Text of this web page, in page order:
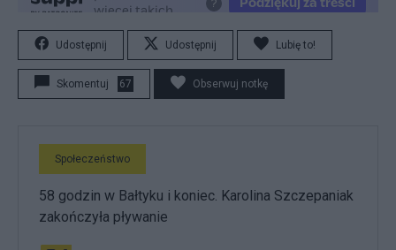
Udostępnij Udostępnij Lubię to!
Skomentuj 67 Obserwuj notkę
Społeczeństwo
58 godzin w Bałtyku i koniec. Karolina Szczepaniak
zakończyła pływanie